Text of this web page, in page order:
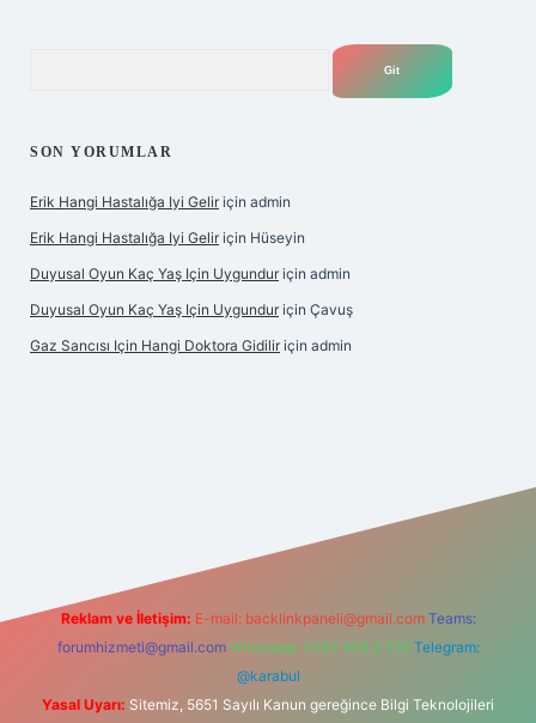
SON YORUMLAR
Erik Hangi Hastalığa Iyi Gelir için admin
Erik Hangi Hastalığa Iyi Gelir için Hüseyin
Duyusal Oyun Kaç Yaş Için Uygundur için admin
Duyusal Oyun Kaç Yaş Için Uygundur için Çavuş
Gaz Sancısı Için Hangi Doktora Gidilir için admin
Reklam ve İletişim: E-mail: backlinkpaneli@gmail.com Teams:
forumhizmeti@gmail.com Whatsapp: 0262 606 0 726 Telegram:
@karabul
Yasal Uyarı: Sitemiz, 5651 Sayılı Kanun gereğince Bilgi Teknolojileri